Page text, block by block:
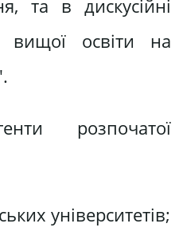
та в дискусійні
освіти на
розпочатої
університетів;